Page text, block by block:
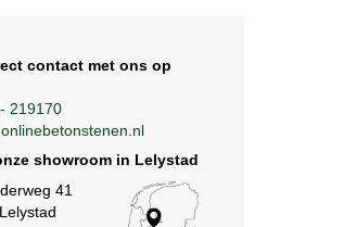
contact met ons op
219170
showroom in Lelystad
41